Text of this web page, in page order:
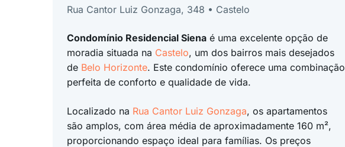
Rua Cantor Luiz Gonzaga, 348 • Castelo
Condomínio Residencial Sienaé uma excelente opção de
moradia situada na Castelo, um dos bairros mais desejados
de Belo Horizonte. Este condomínio oferece uma combinação
perfeita de conforto e qualidade de vida.
Localizado na Rua Cantor Luiz Gonzaga, os apartamentos
são amplos, com área média de aproximadamente 160 m²,
proporcionando espaço ideal para famílias. Os preços